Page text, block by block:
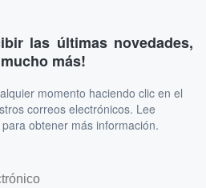
las últimas novedades,
más!
momento haciendo clic en el
correos electrónicos. Lee
para obtener más información.